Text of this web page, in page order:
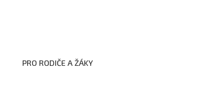
PRO RODIČE A ŽÁKY